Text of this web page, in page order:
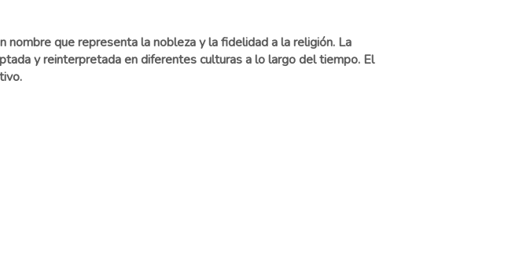
que representa la nobleza y la fidelidad a la religión. La
y reinterpretada en diferentes culturas a lo largo del tiempo. El